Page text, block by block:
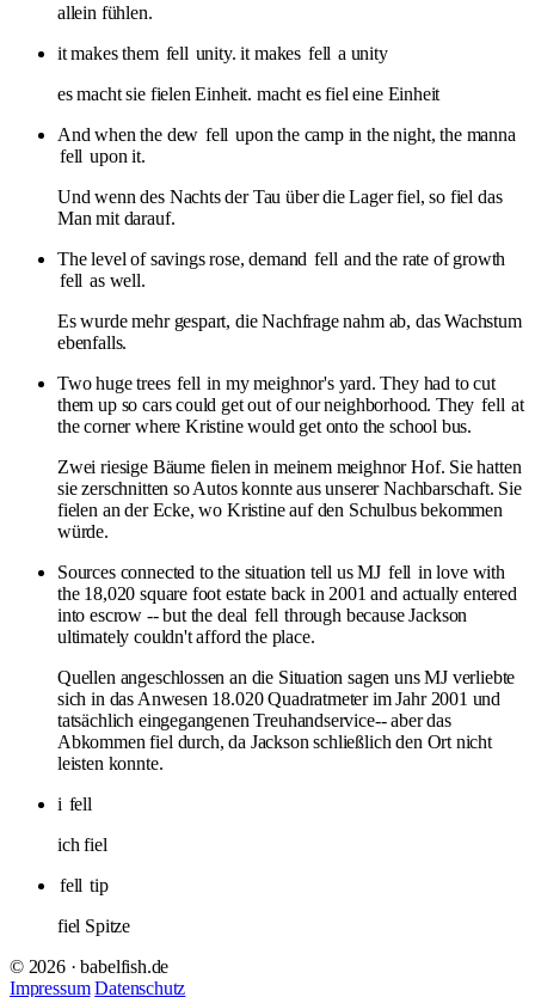
allein fühlen.
it makes them fell unity. it makes fell a unity
es macht sie fielen Einheit. macht es fiel eine Einheit
And when the dew fell upon the camp in the night, the manna
fell upon it.
Und wenn des Nachts der Tau über die Lager fiel, so fiel das
Man mit darauf.
The level of savings rose, demand fell and the rate of growth
fell as well.
Es wurde mehr gespart, die Nachfrage nahm ab, das Wachstum
ebenfalls.
Two huge trees fell in my meighnor's yard. They had to cut
them up so cars could get out of our neighborhood. They fell at
the corner where Kristine would get onto the school bus.
Zwei riesige Bäume fielen in meinem meighnor Hof. Sie hatten
sie zerschnitten so Autos konnte aus unserer Nachbarschaft. Sie
fielen an der Ecke, wo Kristine auf den Schulbus bekommen
würde.
Sources connected to the situation tell us MJ fell in love with
the 18,020 square foot estate back in 2001 and actually entered
into escrow -- but the deal fell through because Jackson
ultimately couldn't afford the place.
Quellen angeschlossen an die Situation sagen uns MJ verliebte
sich in das Anwesen 18.020 Quadratmeter im Jahr 2001 und
tatsächlich eingegangenen Treuhandservice-- aber das
Abkommen fiel durch, da Jackson schließlich den Ort nicht
leisten konnte.
i fell
ich fiel
fell tip
fiel Spitze
© 2026 · babelfish.de
Impressum Datenschutz